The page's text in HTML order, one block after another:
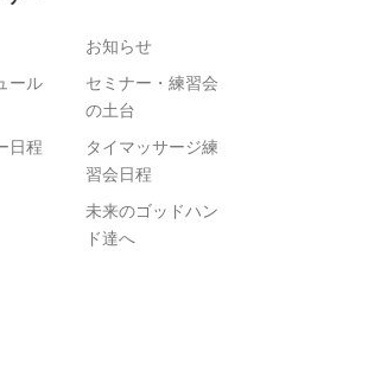
お知らせ
ール
セミナー・練習会
の土台
日程
タイマッサージ練
習会日程
未来のゴッドハン
ド達へ